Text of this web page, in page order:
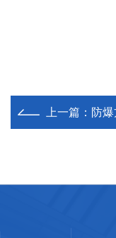
上一篇： 防